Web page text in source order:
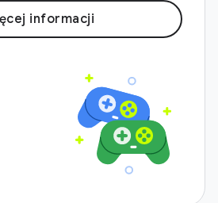
informacji